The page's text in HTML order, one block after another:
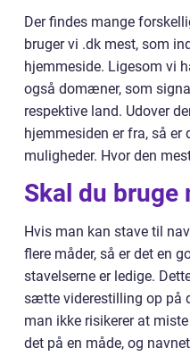
Der findes mange
bruger vi .dk mest, som
hjemmeside. Ligesom vi
også domæner, som
respektive land. Udover
hjemmesiden er fra, så er
muligheder. Hvor den
Skal du bruge
Hvis man kan stave til
flere måder, så er det en
stavelserne er ledige.
sætte viderestilling op på
man ikke risikerer at
det på en måde, og